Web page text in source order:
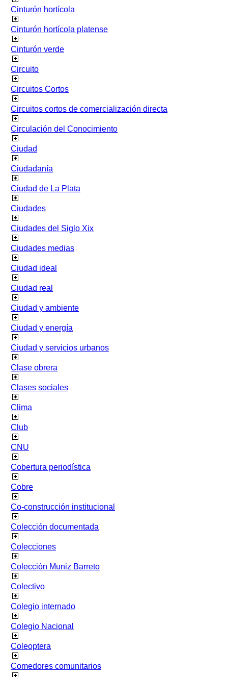
Cinturón hortícola
Cinturón hortícola platense
Cinturón verde
Circuito
Circuitos Cortos
Circuitos cortos de comercialización directa
Circulación del Conocimiento
Ciudad
Ciudadanía
Ciudad de La Plata
Ciudades
Ciudades del Siglo Xix
Ciudades medias
Ciudad ideal
Ciudad real
Ciudad y ambiente
Ciudad y energía
Ciudad y servicios urbanos
Clase obrera
Clases sociales
Clima
Club
CNU
Cobertura periodística
Cobre
Co-construcción institucional
Colección documentada
Colecciones
Colección Muniz Barreto
Colectivo
Colegio internado
Colegio Nacional
Coleoptera
Comedores comunitarios